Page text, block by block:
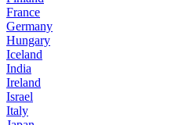
France
Germany
Hungary
Iceland
India
Ireland
Israel
Italy